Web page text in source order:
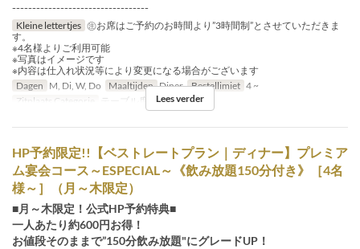
----------------------------------
Kleine lettertjes ㊟お席はご予約のお時間より”3時間制”とさせていただきま
す。
※4名様よりご利用可能
※写真はイメージです
※内容は仕入れ状況等により変更になる場合がございます
Dagen M, Di, W, Do Maaltijden Diner Bestellimiet 4 ~
Zitplaats Categorie
テーブル席, カウンター席
Lees verder
HP予約限定!!【ベストレートプラン｜ディナー】プレミア
ム宴会コース～ESPECIAL～《飲み放題150分付き》［4名
様～］（月～木限定）
■月～木限定！公式HP予約特典■
一人あたり約600円お得！
お値段そのままで”150分飲み放題"にグレードUP！